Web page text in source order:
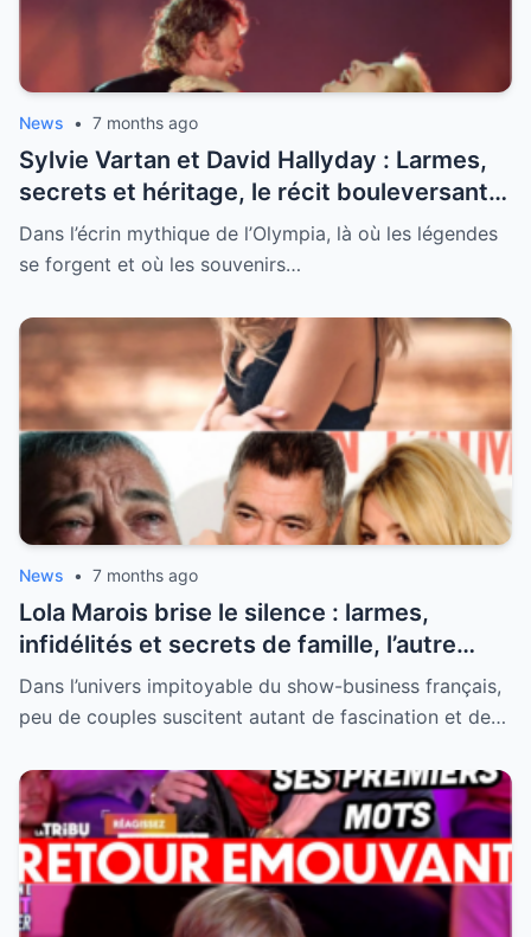
News • 7 months ago
Sylvie Vartan et David Hallyday : Larmes,
secrets et héritage, le récit bouleversant
d’un hommage historique à Johnny à
l’Olympia
Dans l’écrin mythique de l’Olympia, là où les légendes
se forgent et où les souvenirs…
News • 7 months ago
Lola Marois brise le silence : larmes,
infidélités et secrets de famille, l’autre
visage de Jean-Marie Bigard enfin dévoilé
Dans l’univers impitoyable du show-business français,
peu de couples suscitent autant de fascination et de…